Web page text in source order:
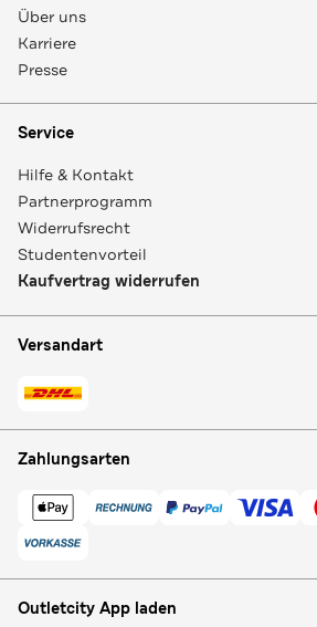
Über uns
Karriere
Presse
Service
Hilfe & Kontakt
Partnerprogramm
Widerrufsrecht
Studentenvorteil
Kaufvertrag widerrufen
Versandart
Zahlungsarten
Outletcity App laden